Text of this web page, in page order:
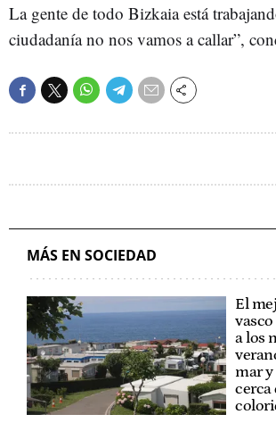
La gente de todo Bizkaia está
ciudadanía no nos vamos a callar”,
MÁS EN SOCIEDAD
El
a los
mar
cerca